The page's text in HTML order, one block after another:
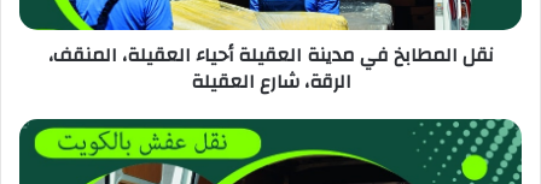
نقل المطابخ في مدينة العقيلة أحياء العقيلة، المنقف،
الرقة، شارع العقيلة